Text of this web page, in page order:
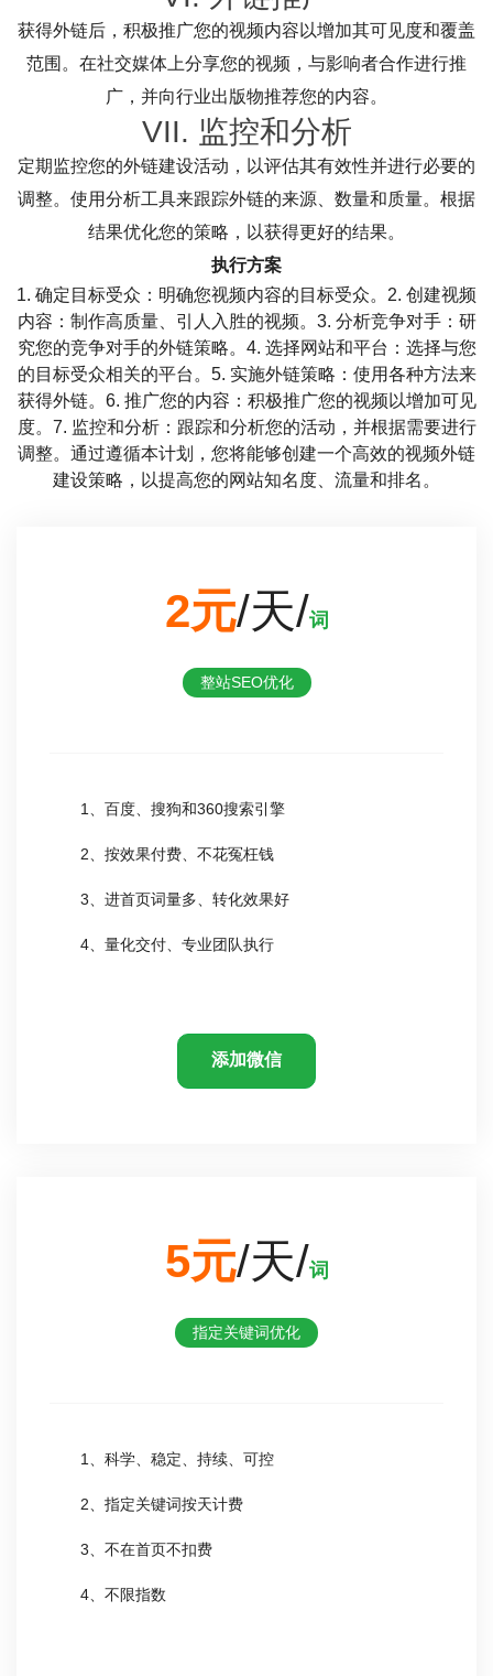
获得外链后，积极推广您的视频内容以增加其可见度和覆盖
范围。在社交媒体上分享您的视频，与影响者合作进行推
广，并向行业出版物推荐您的内容。
VII. 监控和分析
定期监控您的外链建设活动，以评估其有效性并进行必要的
调整。使用分析工具来跟踪外链的来源、数量和质量。根据
结果优化您的策略，以获得更好的结果。
执行方案
1. 确定目标受众：明确您视频内容的目标受众。2. 创建视频
内容：制作高质量、引人入胜的视频。3. 分析竞争对手：研
究您的竞争对手的外链策略。4. 选择网站和平台：选择与您
的目标受众相关的平台。5. 实施外链策略：使用各种方法来
获得外链。6. 推广您的内容：积极推广您的视频以增加可见
度。7. 监控和分析：跟踪和分析您的活动，并根据需要进行
调整。通过遵循本计划，您将能够创建一个高效的视频外链
建设策略，以提高您的网站知名度、流量和排名。
2元/天/词
整站SEO优化
1、百度、搜狗和360搜索引擎
2、按效果付费、不花冤枉钱
3、进首页词量多、转化效果好
4、量化交付、专业团队执行
添加微信
5元/天/词
指定关键词优化
1、科学、稳定、持续、可控
2、指定关键词按天计费
3、不在首页不扣费
4、不限指数